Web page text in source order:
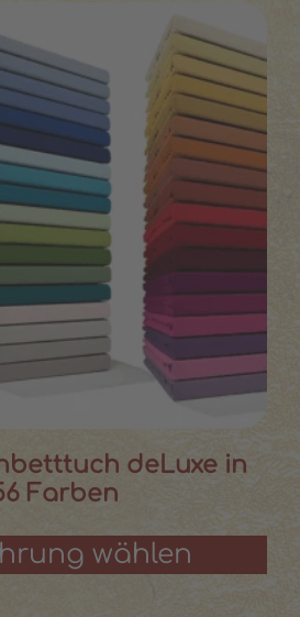
deLuxe in
Farben
wählen